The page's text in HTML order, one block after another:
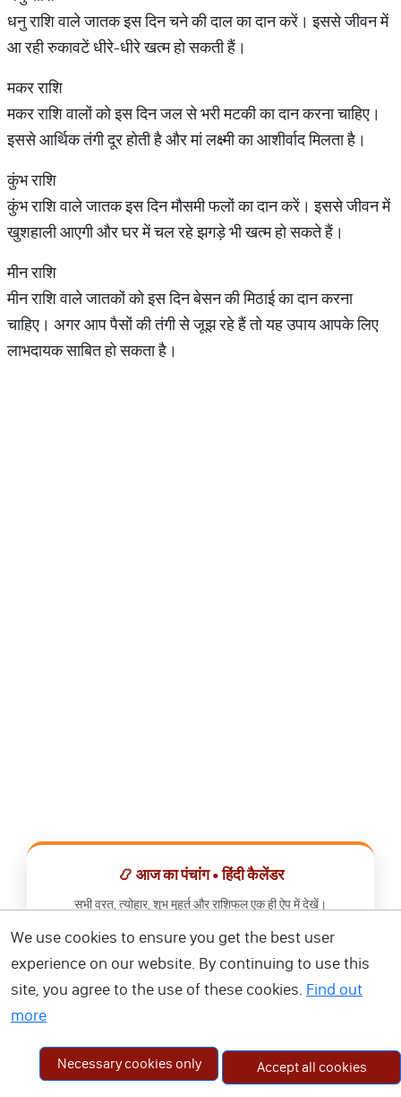
धनु राशि वाले जातक इस दिन चने की दाल का दान करें। इससे जीवन में
आ रही रुकावटें धीरे-धीरे खत्म हो सकती हैं।
मकर राशि
मकर राशि वालों को इस दिन जल से भरी मटकी का दान करना चाहिए।
इससे आर्थिक तंगी दूर होती है और मां लक्ष्मी का आशीर्वाद मिलता है।
कुंभ राशि
कुंभ राशि वाले जातक इस दिन मौसमी फलों का दान करें। इससे जीवन में
खुशहाली आएगी और घर में चल रहे झगड़े भी खत्म हो सकते हैं।
मीन राशि
मीन राशि वाले जातकों को इस दिन बेसन की मिठाई का दान करना
चाहिए। अगर आप पैसों की तंगी से जूझ रहे हैं तो यह उपाय आपके लिए
लाभदायक साबित हो सकता है।
📿 आज का पंचांग • हिंदी कैलेंडर
सभी व्रत, त्योहार, शुभ मुहूर्त और राशिफल एक ही ऐप में देखें।
We use cookies to ensure you get the best user
experience on our website. By continuing to use this
site, you agree to the use of these cookies. Find out
more
Necessary cookies only Accept all cookies